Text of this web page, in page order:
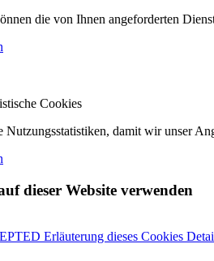
die von Ihnen angeforderten
Cookies
Nutzungsstatistiken, damit wir unser
dieser Website verwenden
Erläuterung dieses Cookies